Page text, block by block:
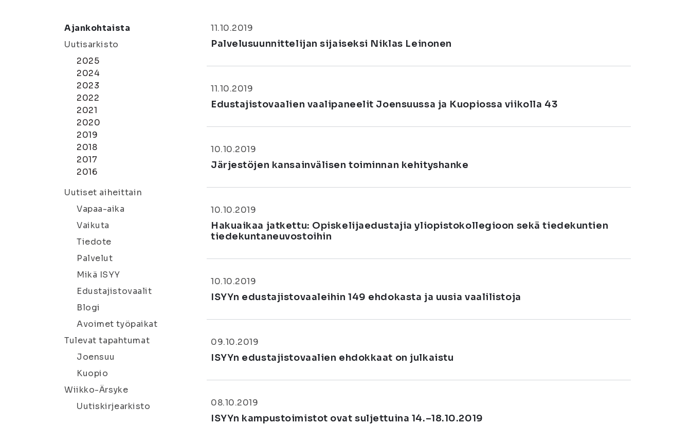
Ajankohtaista
Uutisarkisto
2025
2024
2023
2022
2021
2020
2019
2018
2017
2016
Uutiset aiheittain
Vapaa-aika
Vaikuta
Tiedote
Palvelut
Mikä ISYY
Edustajistovaalit
Blogi
Avoimet työpaikat
Tulevat tapahtumat
Joensuu
Kuopio
Wiikko-Ärsyke
Uutiskirjearkisto
11.10.2019
Palvelusuunnittelijan sijaiseksi Niklas Leinonen
11.10.2019
Edustajistovaalien vaalipaneelit Joensuussa ja Kuopiossa viikolla 43
10.10.2019
Järjestöjen kansainvälisen toiminnan kehityshanke
10.10.2019
Hakuaikaa jatkettu: Opiskelijaedustajia yliopistokollegioon sekä tiedekuntien
tiedekuntaneuvostoihin
10.10.2019
ISYYn edustajistovaaleihin 149 ehdokasta ja uusia vaalilistoja
09.10.2019
ISYYn edustajistovaalien ehdokkaat on julkaistu
08.10.2019
ISYYn kampustoimistot ovat suljettuina 14.–18.10.2019